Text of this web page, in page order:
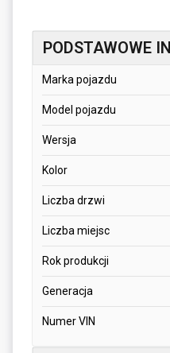
PODSTAWOWE
Marka pojazdu
Model pojazdu
Wersja
Kolor
Liczba drzwi
Liczba miejsc
Rok produkcji
Generacja
Numer VIN